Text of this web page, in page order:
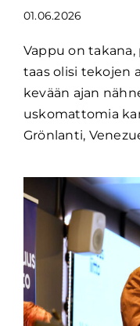
01.06.2026
Vappu on
taas olisi tekojen
kevään ajan
uskomattomia
Grönlanti,